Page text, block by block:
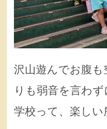
沢山遊んでお腹
りも弱音を言わず
学校って、楽しい